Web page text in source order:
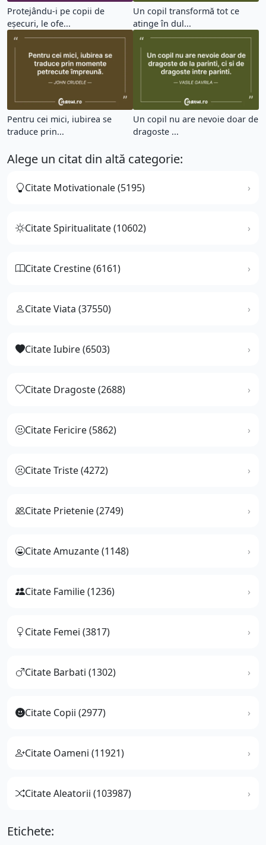
Protejându-i pe copii de
eșecuri, le ofe...
Un copil transformă tot ce
atinge în dul...
Pentru cei mici, iubirea se
traduce prin...
Un copil nu are nevoie doar de
dragoste ...
Alege un citat din altă categorie:
Citate Motivationale (5195)
Citate Spiritualitate (10602)
Citate Crestine (6161)
Citate Viata (37550)
Citate Iubire (6503)
Citate Dragoste (2688)
Citate Fericire (5862)
Citate Triste (4272)
Citate Prietenie (2749)
Citate Amuzante (1148)
Citate Familie (1236)
Citate Femei (3817)
Citate Barbati (1302)
Citate Copii (2977)
Citate Oameni (11921)
Citate Aleatorii (103987)
Etichete: